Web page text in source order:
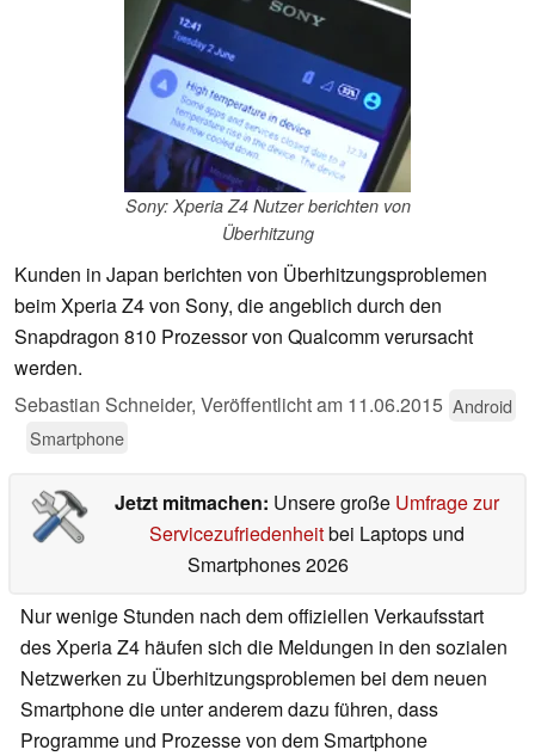
Sony: Xperia Z4 Nutzer berichten von
Überhitzung
Kunden in Japan berichten von Überhitzungsproblemen
beim Xperia Z4 von Sony, die angeblich durch den
Snapdragon 810 Prozessor von Qualcomm verursacht
werden.
Sebastian Schneider, Veröffentlicht am 11.06.2015 Android
Smartphone
Jetzt mitmachen: Unsere große Umfrage zur
Servicezufriedenheitbei Laptops und
Smartphones 2026
Nur wenige Stunden nach dem offiziellen Verkaufsstart
des Xperia Z4 häufen sich die Meldungen in den sozialen
Netzwerken zu Überhitzungsproblemen bei dem neuen
Smartphone die unter anderem dazu führen, dass
Programme und Prozesse von dem Smartphone